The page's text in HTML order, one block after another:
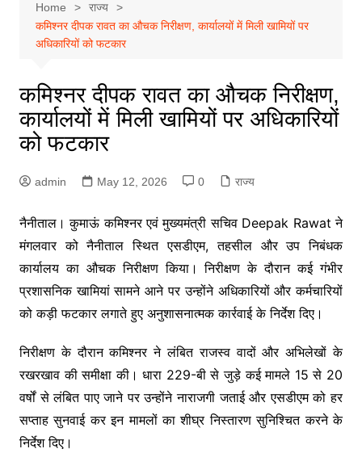
Home
राज्य
कमिश्नर दीपक रावत का औचक निरीक्षण, कार्यालयों में मिली खामियों पर
अधिकारियों को फटकार
कमिश्नर दीपक रावत का औचक निरीक्षण,
कार्यालयों में मिली खामियों पर अधिकारियों
को फटकार
admin May 12, 2026 0 राज्य
नैनीताल। कुमाऊं कमिश्नर एवं मुख्यमंत्री सचिव Deepak Rawat ने
मंगलवार को नैनीताल स्थित एसडीएम, तहसील और उप निबंधक
कार्यालय का औचक निरीक्षण किया। निरीक्षण के दौरान कई गंभीर
प्रशासनिक खामियां सामने आने पर उन्होंने अधिकारियों और कर्मचारियों
को कड़ी फटकार लगाते हुए अनुशासनात्मक कार्रवाई के निर्देश दिए।
निरीक्षण के दौरान कमिश्नर ने लंबित राजस्व वादों और अभिलेखों के
रखरखाव की समीक्षा की। धारा 229-बी से जुड़े कई मामले 15 से 20
वर्षों से लंबित पाए जाने पर उन्होंने नाराजगी जताई और एसडीएम को हर
सप्ताह सुनवाई कर इन मामलों का शीघ्र निस्तारण सुनिश्चित करने के
निर्देश दिए।